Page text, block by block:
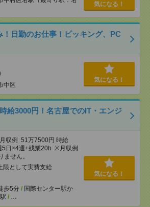
気になる！
！日勤のお仕事！ピッキング、PC
中区
気になる！
給3000円！名古屋でのIT・エンジ
収例 51万7500円 時給
5日×4週+残業20h ※月収例
ません。
限として実費支給
歩5分 / 国際センター駅か
/ …
気になる！